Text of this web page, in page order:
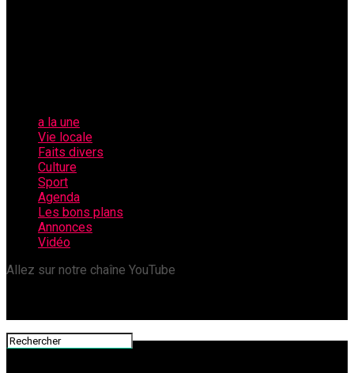
a la une
Vie locale
Faits divers
Culture
Sport
Agenda
Les bons plans
Annonces
Vidéo
Allez sur notre chaîne YouTube